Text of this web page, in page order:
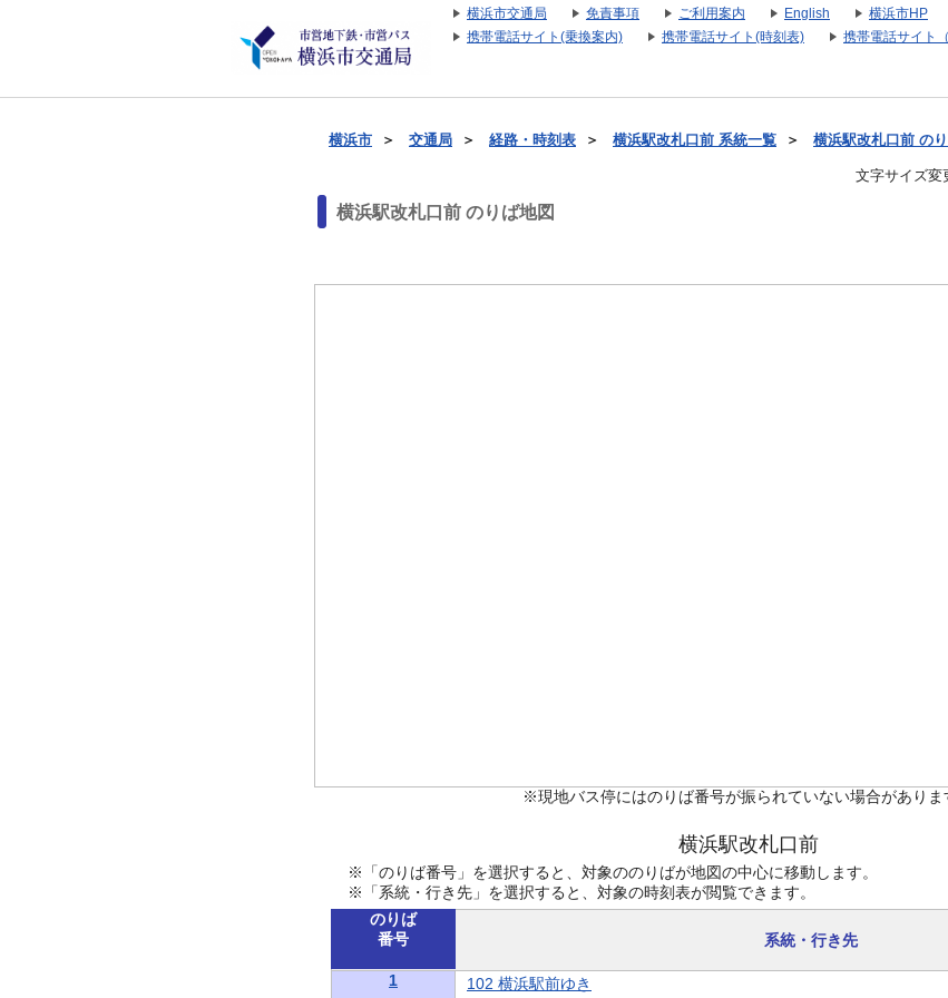
横浜市交通局 免責事項 ご利用案内 English 横浜市HP
携帯電話サイト(乗換案内)
携帯電話サイト(時刻表) 携帯電話サイト
横浜市 ＞ 交通局 ＞ 経路・時刻表 ＞ 横浜駅改札口前 系統一覧 ＞ 横浜駅改札口前 の
文字サイズ変
横浜駅改札口前 のりば地図
※現地バス停にはのりば番号が振られていない場合がありま
横浜駅改札口前
※「のりば番号」を選択すると、対象ののりばが地図の中心に移動します。
※「系統・行き先」を選択すると、対象の時刻表が閲覧できます。
のりば
番号
系統・行き先
1 102 横浜駅前ゆき